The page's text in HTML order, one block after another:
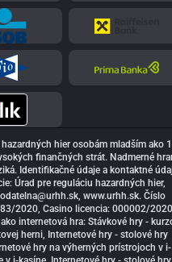
hier osobám mladším ako
finančných strát. Nadmerné
Identifikačné údaje a kontaktné
Úrad pre reguláciu hazardných hier,
, www.urhh.sk. Číslo
2020, Casino licencia: 000002/
internetová hra: Stávkové hry -
herni, Internetové hry - stolové hry
hry na výherných prístrojoch v i-